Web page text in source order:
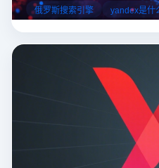
据，助力跨境电商精准决策
俄罗斯搜索引擎 yandex是什